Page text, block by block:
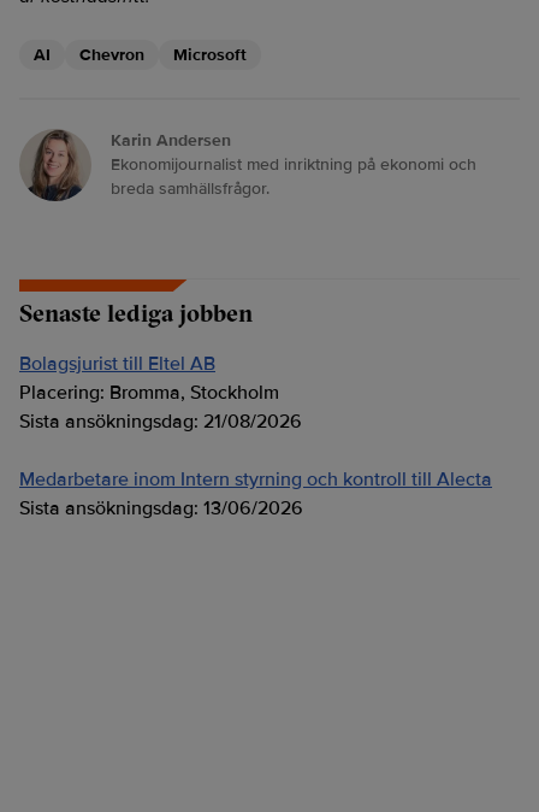
AI Chevron Microsoft
Karin Andersen
Ekonomijournalist med inriktning på ekonomi och
breda samhällsfrågor.
Senaste lediga jobben
Bolagsjurist till Eltel AB
Placering: Bromma, Stockholm
Sista ansökningsdag: 21/08/2026
Medarbetare inom Intern styrning och kontroll till Alecta
Sista ansökningsdag: 13/06/2026